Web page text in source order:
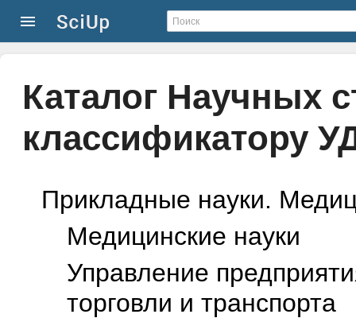
Каталог Научных
классификатору
Прикладные науки.
Mедицинские науки
Управление
торговли и транспорта